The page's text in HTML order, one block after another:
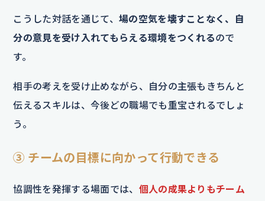
こうした対話を通じて、 場の空気を壊すことなく、自
分の意見を受け入れてもらえる環境をつくれるので
す。
相手の考えを受け止めながら、自分の主張もきちんと
伝えるスキルは、今後どの職場でも重宝されるでしょ
う。
③ チームの目標に向かって行動できる
協調性を発揮する場面では、 個人の成果よりもチーム